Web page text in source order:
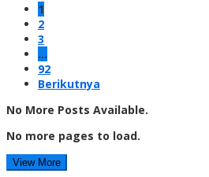
1
2
3
…
92
Berikutnya
No More Posts Available.
No more pages to load.
View More